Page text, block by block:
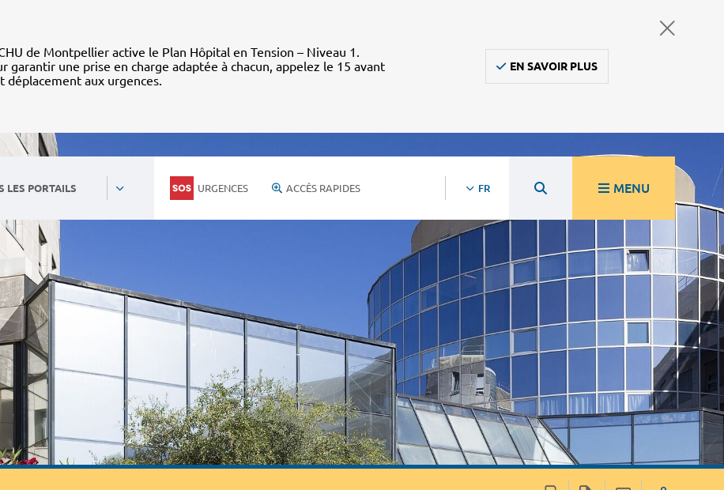
de Montpellier active le Plan Hôpital en Tension – Niveau 1.
garantir une prise en charge adaptée à chacun, appelez le 15 avant
déplacement aux urgences.
EN SAVOIR PLUS
LES PORTAILS URGENCES ACCÈS RAPIDES FR MENU